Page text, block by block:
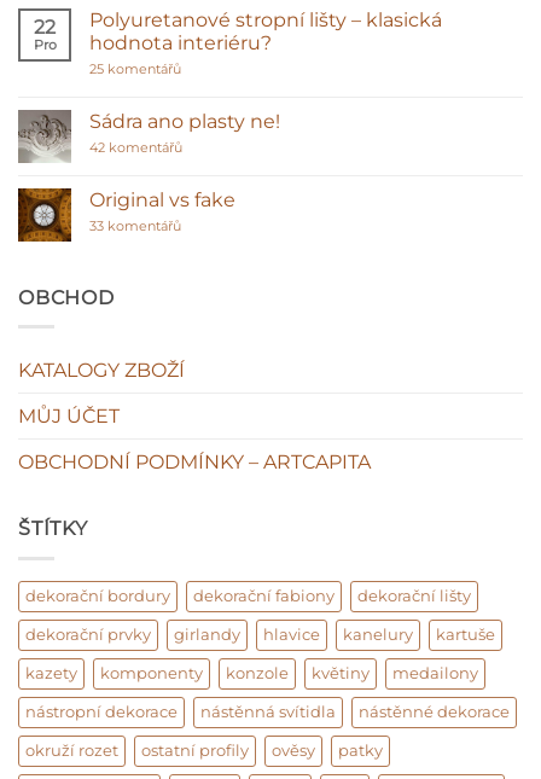
názvem
Proč
vybírat
22
Pro
Polyuretanové stropní lišty – klasická
hodnota interiéru?
25 komentářůu
názvem
Polyuretanové
stropní
klasická
hodnota
interiéru?
Sádra ano plasty ne!
42 komentářůu
názvem
Sádra
Original vs fake
33 komentářůu
OBCHOD
KATALOGY ZBOŽÍ
MŮJ ÚČET
OBCHODNÍ PODMÍNKY – ARTCAPITA
ŠTÍTKY
dekorační bordury dekorační fabiony dekorační lišty
dekorační prvky girlandy hlavice kanelury kartuše
kazety komponenty konzole květiny medailony
nástropní dekorace nástěnná svítidla nástěnné dekorace
okruží rozet ostatní profily ověsy patky